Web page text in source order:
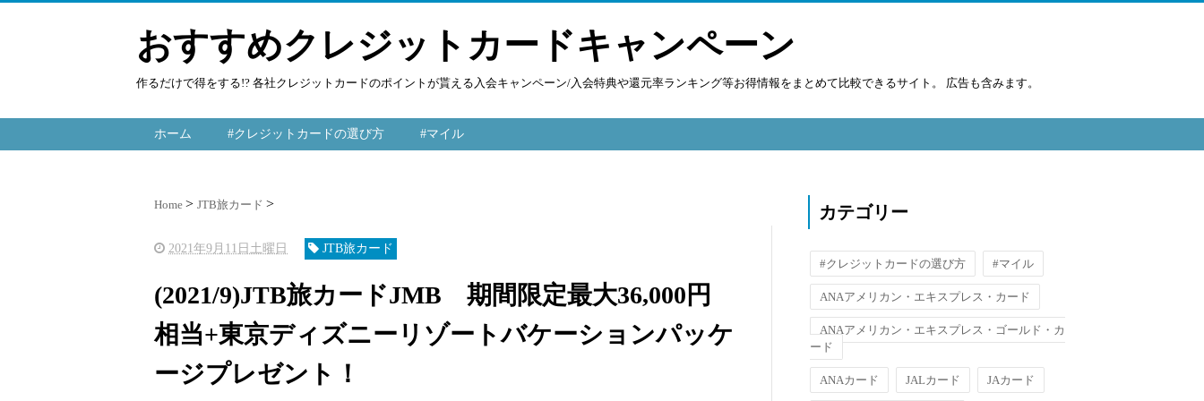
おすすめクレジットカードキャンペーン
作るだけで得をする!? 各社クレジットカードのポイントが貰える入会キャンペーン/入会特典や還元率ランキング等お得情報をまとめて比較できるサイト。 広告も含みます。
ホーム #クレジットカードの選び方 #マイル
Home JTB旅カード
2021年9月11日土曜日 JTB旅カード
(2021/9)JTB旅カードJMB 期間限定最大36,000円
相当+東京ディズニーリゾートバケーションパッケ
ージプレゼント！
カテゴリー
#クレジットカードの選び方 #マイル
ANAアメリカン・エキスプレス・カード
ANAアメリカン・エキスプレス・ゴールド・カ
ード
ANAカード JALカード JAカード